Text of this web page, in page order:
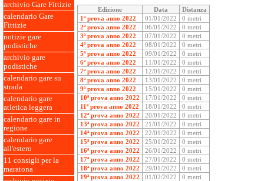
archivio Gare Fittizie
calendario Gare
Fittizie
notizie gare
podistiche
archivio gare
podistiche
calendario gare su
strada
calendario gare
atletica leggera
calendario gare in
regione
calendario gare
all'estero
11 consigli per la
maratona
Edizione Data
Distanza
1ª prova anno 2022
01/01/2022
0 metri
2ª prova anno 2022
06/01/2022
0 metri
3ª prova anno 2022
07/01/2022
0 metri
4ª prova anno 2022
08/01/2022
0 metri
5ª prova anno 2022
09/01/2022
0 metri
6ª prova anno 2022
11/01/2022
0 metri
7ª prova anno 2022
12/01/2022
0 metri
8ª prova anno 2022
13/01/2022
0 metri
9ª prova anno 2022
15/01/2022
0 metri
10ª prova anno 2022
17/01/2022
0 metri
11ª prova anno 2022
18/01/2022
0 metri
12ª prova anno 2022
20/01/2022
0 metri
13ª prova anno 2022
21/01/2022
0 metri
14ª prova anno 2022
22/01/2022
0 metri
15ª prova anno 2022
25/01/2022
0 metri
16ª prova anno 2022
26/01/2022
0 metri
17ª prova anno 2022
27/01/2022
0 metri
18ª prova anno 2022
29/01/2022
0 metri
19ª prova anno 2022
01/02/2022
0 metri